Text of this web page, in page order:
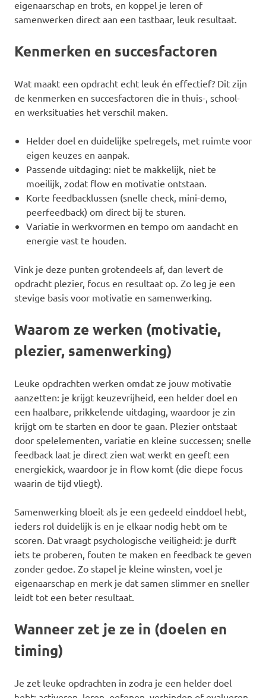
eigenaarschap en trots, en koppel je leren of
samenwerken direct aan een tastbaar, leuk resultaat.
Kenmerken en succesfactoren
Wat maakt een opdracht echt leuk én effectief? Dit zijn
de kenmerken en succesfactoren die in thuis-, school-
en werksituaties het verschil maken.
Helder doel en duidelijke spelregels, met ruimte voor
eigen keuzes en aanpak.
Passende uitdaging: niet te makkelijk, niet te
moeilijk, zodat flow en motivatie ontstaan.
Korte feedbacklussen (snelle check, mini-demo,
peerfeedback) om direct bij te sturen.
Variatie in werkvormen en tempo om aandacht en
energie vast te houden.
Vink je deze punten grotendeels af, dan levert de
opdracht plezier, focus en resultaat op. Zo leg je een
stevige basis voor motivatie en samenwerking.
Waarom ze werken (motivatie,
plezier, samenwerking)
Leuke opdrachten werken omdat ze jouw motivatie
aanzetten: je krijgt keuzevrijheid, een helder doel en
een haalbare, prikkelende uitdaging, waardoor je zin
krijgt om te starten en door te gaan. Plezier ontstaat
door spelelementen, variatie en kleine successen; snelle
feedback laat je direct zien wat werkt en geeft een
energiekick, waardoor je in flow komt (die diepe focus
waarin de tijd vliegt).
Samenwerking bloeit als je een gedeeld einddoel hebt,
ieders rol duidelijk is en je elkaar nodig hebt om te
scoren. Dat vraagt psychologische veiligheid: je durft
iets te proberen, fouten te maken en feedback te geven
zonder gedoe. Zo stapel je kleine winsten, voel je
eigenaarschap en merk je dat samen slimmer en sneller
leidt tot een beter resultaat.
Wanneer zet je ze in (doelen en
timing)
Je zet leuke opdrachten in zodra je een helder doel